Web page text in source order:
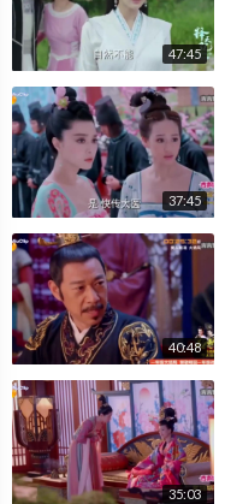
47:45
37:45
40:48
35:03